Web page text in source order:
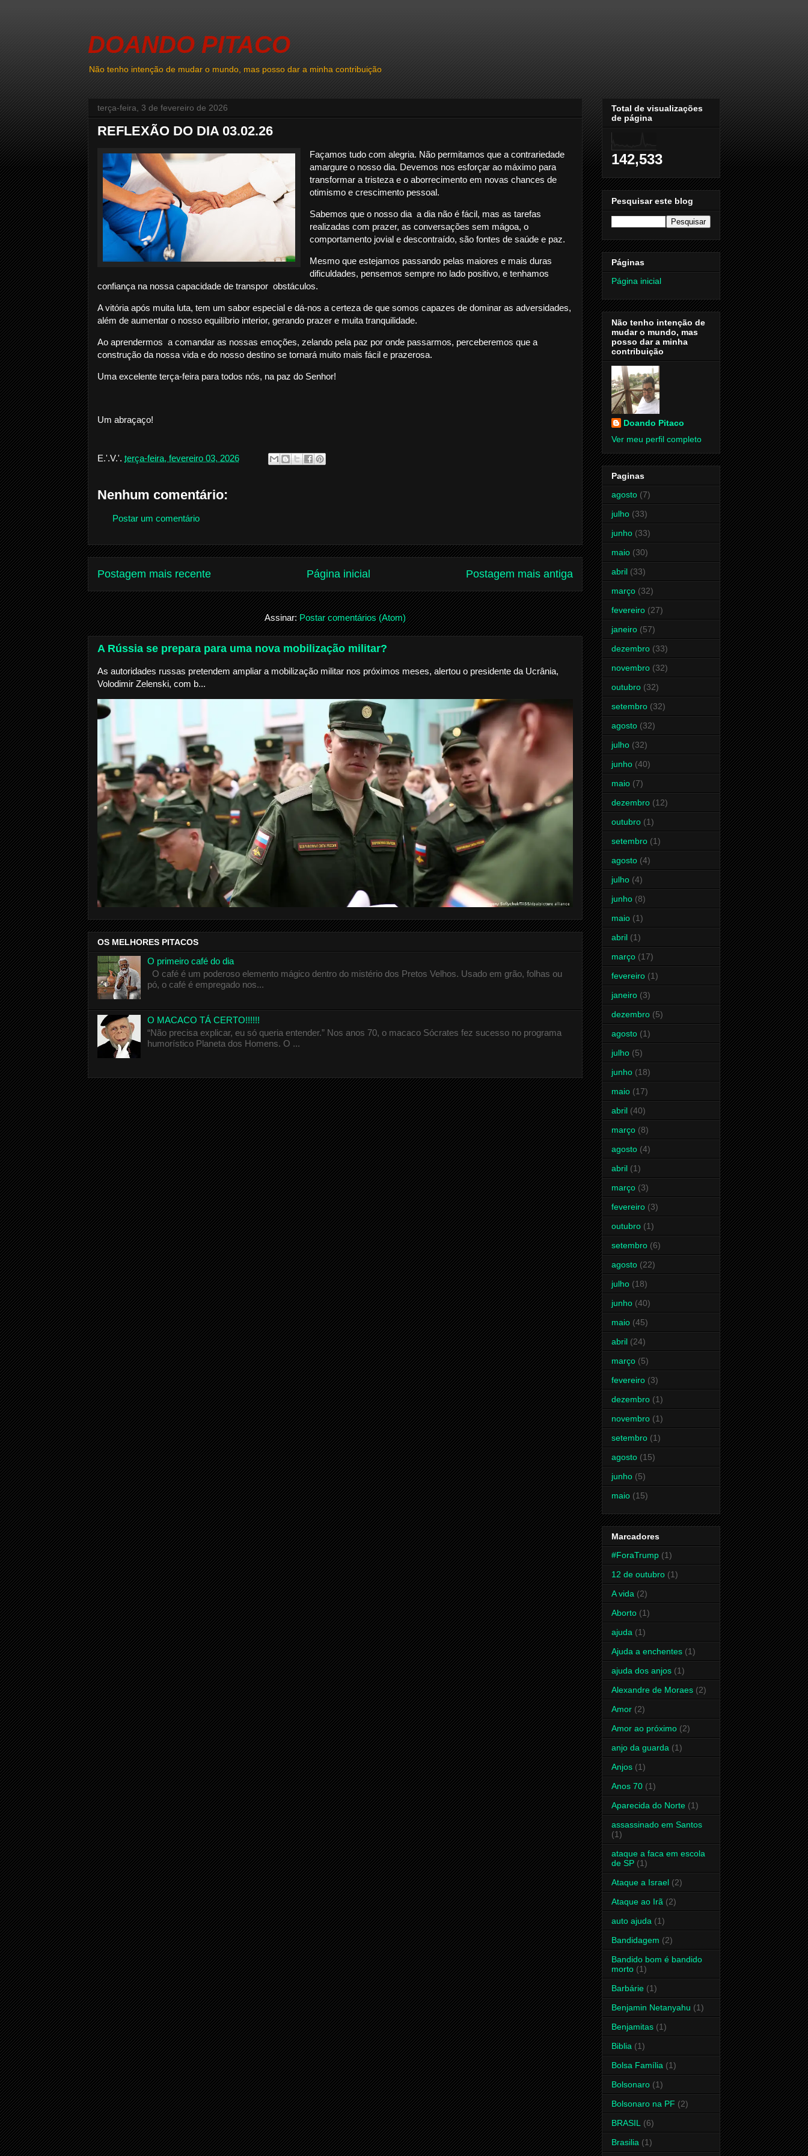
DOANDO PITACO
Não tenho intenção de mudar o mundo, mas posso dar a minha contribuição
terça-feira, 3 de fevereiro de 2026
REFLEXÃO DO DIA 03.02.26
Façamos tudo com alegria. Não permitamos que a contrariedade
amargure o nosso dia. Devemos nos esforçar ao máximo para
transformar a tristeza e o aborrecimento em novas chances de
otimismo e crescimento pessoal.
Sabemos que o nosso dia a dia não é fácil, mas as tarefas
realizadas com prazer, as conversações sem mágoa, o
comportamento jovial e descontraído, são fontes de saúde e paz.
Mesmo que estejamos passando pelas maiores e mais duras
dificuldades, pensemos sempre no lado positivo, e tenhamos
confiança na nossa capacidade de transpor obstáculos.
A vitória após muita luta, tem um sabor especial e dá-nos a certeza de que somos capazes de dominar as adversidades,
além de aumentar o nosso equilíbrio interior, gerando prazer e muita tranquilidade.
Ao aprendermos a comandar as nossas emoções, zelando pela paz por onde passarmos, perceberemos que a
construção da nossa vida e do nosso destino se tornará muito mais fácil e prazerosa.
Uma excelente terça-feira para todos nós, na paz do Senhor!
Um abraçaço!
E.'.V.'. terça-feira, fevereiro 03, 2026
Nenhum comentário:
Postar um comentário
Postagem mais recente Postagem mais antiga
Página inicial
Assinar:Postar comentários (Atom)
A Rússia se prepara para uma nova mobilização militar?
As autoridades russas pretendem ampliar a mobilização militar nos próximos meses, alertou o presidente da Ucrânia,
Volodimir Zelenski, com b...
OS MELHORES PITACOS
O primeiro café do dia
O café é um poderoso elemento mágico dentro do mistério dos Pretos Velhos. Usado em grão, folhas ou
pó, o café é empregado nos...
O MACACO TÁ CERTO!!!!!!
“Não precisa explicar, eu só queria entender.” Nos anos 70, o macaco Sócrates fez sucesso no programa
humorístico Planeta dos Homens. O ...
Total de visualizações
de página
142,533
Pesquisar este blog
Páginas
Página inicial
Não tenho intenção de
mudar o mundo, mas
posso dar a minha
contribuição
Doando Pitaco
Ver meu perfil completo
Paginas
agosto (7)
julho (33)
junho (33)
maio (30)
abril (33)
março (32)
fevereiro (27)
janeiro (57)
dezembro (33)
novembro (32)
outubro (32)
setembro (32)
agosto (32)
julho (32)
junho (40)
maio (7)
dezembro (12)
outubro (1)
setembro (1)
agosto (4)
julho (4)
junho (8)
maio (1)
abril (1)
março (17)
fevereiro (1)
janeiro (3)
dezembro (5)
agosto (1)
julho (5)
junho (18)
maio (17)
abril (40)
março (8)
agosto (4)
abril (1)
março (3)
fevereiro (3)
outubro (1)
setembro (6)
agosto (22)
julho (18)
junho (40)
maio (45)
abril (24)
março (5)
fevereiro (3)
dezembro (1)
novembro (1)
setembro (1)
agosto (15)
junho (5)
maio (15)
Marcadores
#ForaTrump (1)
12 de outubro (1)
A vida (2)
Aborto (1)
ajuda (1)
Ajuda a enchentes (1)
ajuda dos anjos (1)
Alexandre de Moraes (2)
Amor (2)
Amor ao próximo (2)
anjo da guarda (1)
Anjos (1)
Anos 70 (1)
Aparecida do Norte (1)
assassinado em Santos
(1)
ataque a faca em escola
de SP (1)
Ataque a Israel (2)
Ataque ao Irã (2)
auto ajuda (1)
Bandidagem (2)
Bandido bom é bandido
morto (1)
Barbárie (1)
Benjamin Netanyahu (1)
Benjamitas (1)
Biblia (1)
Bolsa Família (1)
Bolsonaro (1)
Bolsonaro na PF (2)
BRASIL (6)
Brasilia (1)